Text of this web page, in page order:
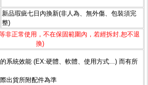
新品瑕疵七日內換新(非人為、無外傷、包裝須完
整)
非正常使用，不在保固範圍內，若經拆封.恕不退
換)
系統效能 (EX:硬體、軟體、使用方式...) 而有所
出貨所附配件為準